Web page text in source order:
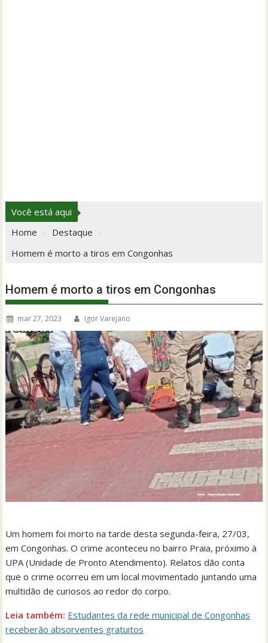
Você está aqui
Home
Destaque
Homem é morto a tiros em Congonhas
Homem é morto a tiros em Congonhas
mar 27, 2023 Igor Varejano
Um homem foi morto na tarde desta segunda-feira, 27/03,
em Congonhas. O crime aconteceu no bairro Praia, próximo à
UPA (Unidade de Pronto Atendimento). Relatos dão conta
que o crime ocorreu em um local movimentado juntando uma
multidão de curiosos ao redor do corpo.
Leia também: Estudantes da rede municipal de Congonhas
receberão absorventes gratuitos